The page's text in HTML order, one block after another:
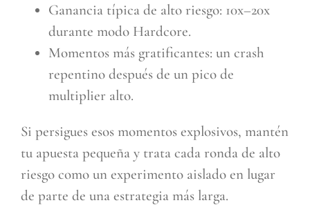
Ganancia típica de alto riesgo: 10x–20x
durante modo Hardcore.
Momentos más gratificantes: un crash
repentino después de un pico de
multiplier alto.
Si persigues esos momentos explosivos, mantén
tu apuesta pequeña y trata cada ronda de alto
riesgo como un experimento aislado en lugar
de parte de una estrategia más larga.